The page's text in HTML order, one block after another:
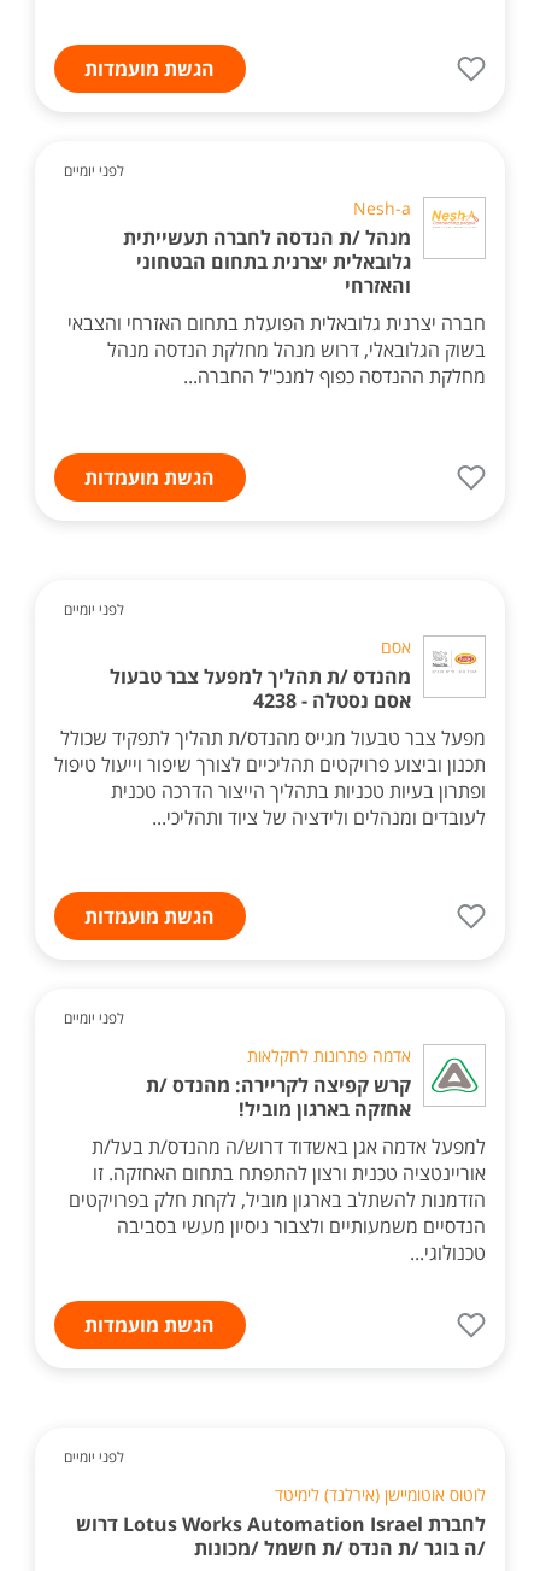
הגשת מועמדות
לפני יומיים
Nesh-a
מנהל /ת הנדסה לחברה תעשייתית
גלובאלית יצרנית בתחום הבטחוני
והאזרחי
חברה יצרנית גלובאלית הפועלת בתחום האזרחי והצבאי
בשוק הגלובאלי, דרוש מנהל מחלקת הנדסה מנהל
מחלקת ההנדסה כפוף למנכ"ל החברה...
הגשת מועמדות
לפני יומיים
אסם
מהנדס /ת תהליך למפעל צבר טבעול
אסם נסטלה - 4238
מפעל צבר טבעול מגייס מהנדס/ת תהליך לתפקיד שכולל
תכנון וביצוע פרויקטים תהליכיים לצורך שיפור וייעול טיפול
ופתרון בעיות טכניות בתהליך הייצור הדרכה טכנית
לעובדים ומנהלים ולידציה של ציוד ותהליכי...
הגשת מועמדות
לפני יומיים
אדמה פתרונות לחקלאות
קרש קפיצה לקריירה: מהנדס /ת
אחזקה בארגון מוביל!
למפעל אדמה אגן באשדוד דרוש/ה מהנדס/ת בעל/ת
אוריינטציה טכנית ורצון להתפתח בתחום האחזקה. זו
הזדמנות להשתלב בארגון מוביל, לקחת חלק בפרויקטים
הנדסיים משמעותיים ולצבור ניסיון מעשי בסביבה
טכנולוגי...
הגשת מועמדות
לפני יומיים
לוטוס אוטומיישן (אירלנד) לימיטד
לחברת Lotus Works Automation Israel דרוש
/ה בוגר /ת הנדס /ת חשמל /מכונות